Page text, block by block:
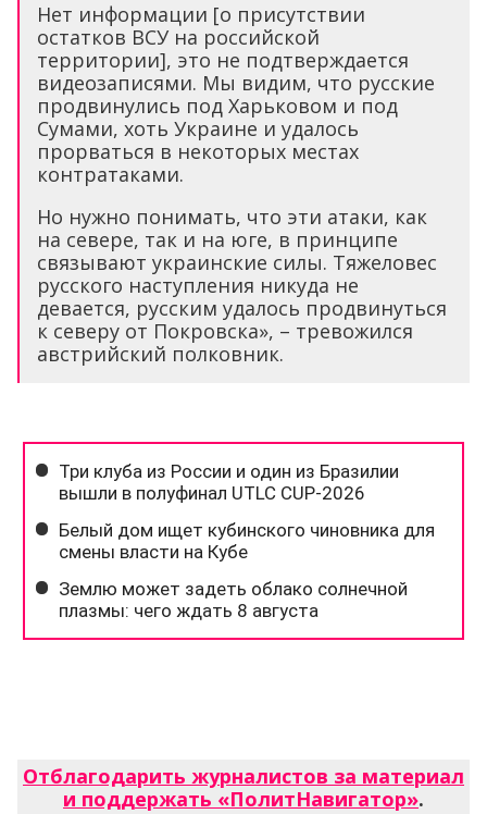
Нет информации [о присутствии
остатков ВСУ на российской
территории], это не подтверждается
видеозаписями. Мы видим, что русские
продвинулись под Харьковом и под
Сумами, хоть Украине и удалось
прорваться в некоторых местах
контратаками.
Но нужно понимать, что эти атаки, как
на севере, так и на юге, в принципе
связывают украинские силы. Тяжеловес
русского наступления никуда не
девается, русским удалось продвинуться
к северу от Покровска», – тревожился
австрийский полковник.
Отблагодарить журналистов за материал
и поддержать «ПолитНавигатор».